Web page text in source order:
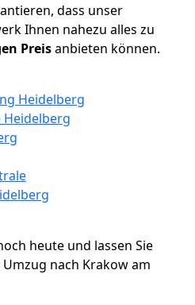
dass unser
Ihnen nahezu alles zu
Preisanbieten können.
Heidelberg
heute und lassen Sie
nach Krakow am